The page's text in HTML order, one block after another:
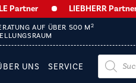
LIEBHERR Partner
AUF ÜBER 500 M2
UNS SERVICE
Products
search